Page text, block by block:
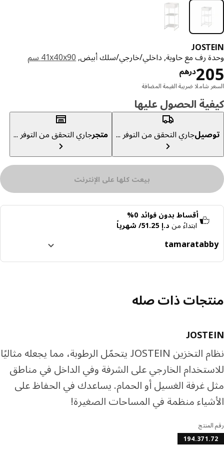
رف مع حاوية, داخلي/خارجي/سلك أبيض,‎41x40x90 سم‏
درهمالسعر درهم 205
شاملا ضريبة القيمة المضافة
الحصول عليها
جاري التحقق من التوفر ... متجرجاري التحقق من التوفر ...
بيعت كلها على الإنترنت
أقساط بدون فوائد 0%
ابتداءً مند.إ 51.25/ شهرياً
tamara
المزيد عن تماراذات صله
نظام التخزين JOSTEIN يتحمّل الرطوبة، مما يجعله مثاليًا
الخارجي على الشرفة وفي الداخل في مناطق
غرفة الغسيل أو الحمام. يساعدك في الحفاظ على
منظمة في المساحات الصغيرة!